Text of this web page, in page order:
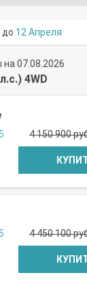
12 Апреля
07.08.2026
4WD
5
4 150 900
5
4 450 100